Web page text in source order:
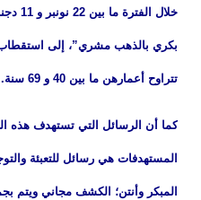
خلال
بكري بالذهب مشري”، إلى استقطاب
تتراوح أعمارهن ما بين 40 و 69 سنة.
كما أن الرسائل التي تستهدف هذه
المستهدفات هي رسائل للتعبئة
المبكر وأنتن؛ الكشف مجاني ويتم